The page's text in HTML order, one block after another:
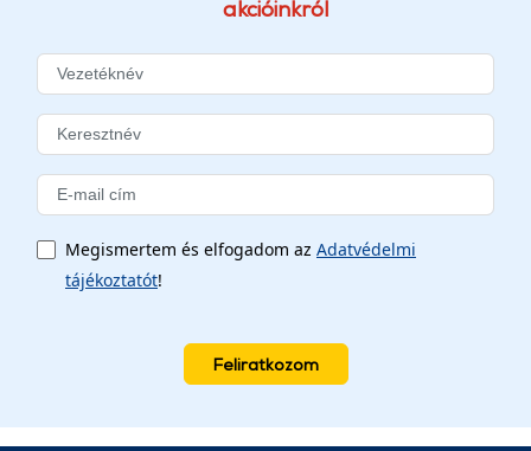
akcióinkról
Megismertem és elfogadom az Adatvédelmi
tájékoztatót!
Feliratkozom